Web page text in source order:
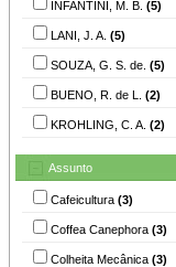
INFANTINI, M. B. (5)
LANI, J. A. (5)
SOUZA, G. S. de. (5)
BUENO, R. de L. (2)
KROHLING, C. A. (2)
Assunto
Cafeicultura (3)
Coffea Canephora (3)
Colheita Mecânica (3)